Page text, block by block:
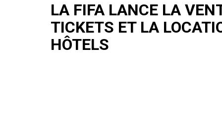
LA FIFA LANCE LA
TICKETS ET LA
HÔTELS